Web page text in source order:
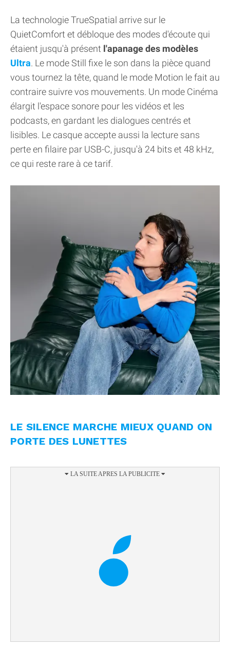
La technologie TrueSpatial arrive sur le
QuietComfort et débloque des modes d'écoute qui
étaient jusqu'à présent l'apanage des modèles
Ultra. Le mode Still fixe le son dans la pièce quand
vous tournez la tête, quand le mode Motion le fait au
contraire suivre vos mouvements. Un mode Cinéma
élargit l'espace sonore pour les vidéos et les
podcasts, en gardant les dialogues centrés et
lisibles. Le casque accepte aussi la lecture sans
perte en filaire par USB-C, jusqu'à 24 bits et 48 kHz,
ce qui reste rare à ce tarif.
LE SILENCE MARCHE MIEUX QUAND ON
PORTE DES LUNETTES